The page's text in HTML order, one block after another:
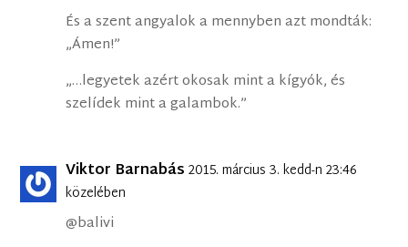
És a szent angyalok a mennyben azt mondták:
„Ámen!”
„…legyetek azért okosak mint a kígyók, és
szelídek mint a galambok.”
Viktor Barnabás 2015. március 3. kedd-n 23:46
közelében
@balivi